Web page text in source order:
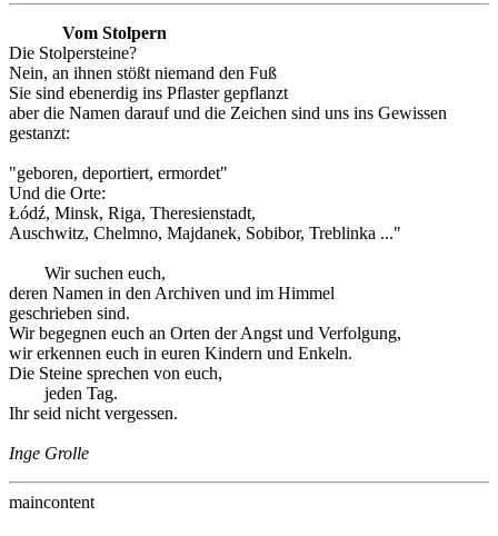
Vom Stolpern
Die Stolpersteine?
Nein, an ihnen stößt niemand den Fuß
Sie sind ebenerdig ins Pflaster gepflanzt
aber die Namen darauf und die Zeichen sind uns ins Gewissen
gestanzt:
"geboren, deportiert, ermordet"
Und die Orte:
Łódź, Minsk, Riga, Theresienstadt,
Auschwitz, Chelmno, Majdanek, Sobibor, Treblinka ..."
Wir suchen euch,
deren Namen in den Archiven und im Himmel
geschrieben sind.
Wir begegnen euch an Orten der Angst und Verfolgung,
wir erkennen euch in euren Kindern und Enkeln.
Die Steine sprechen von euch,
jeden Tag.
Ihr seid nicht vergessen.
Inge Grolle
maincontent